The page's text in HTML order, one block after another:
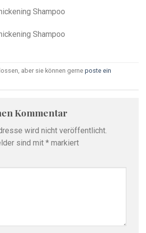
Shampoo
Shampoo
aber sie können gerne poste ein
Kommentar
wird nicht veröffentlicht.
sind mit * markiert